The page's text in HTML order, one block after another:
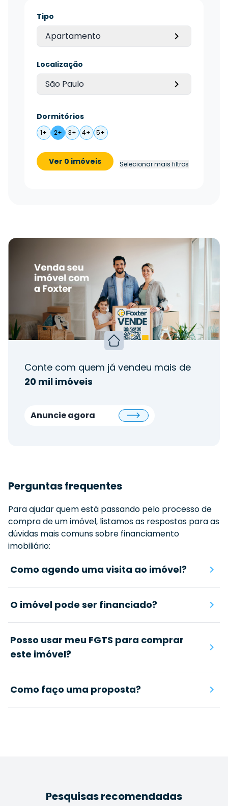
Tipo
Apartamento
Localização
São Paulo
Dormitórios
1+ 2+ 3+ 4+ 5+
Ver 0 imóveis Selecionar mais filtros
Conte com quem já vendeu mais de
20 mil imóveis
Anuncie agora
Perguntas frequentes
Para ajudar quem está passando pelo processo de
compra de um imóvel, listamos as respostas para as
dúvidas mais comuns sobre financiamento
imobiliário:
Como agendo uma visita ao imóvel?
O imóvel pode ser financiado?
Posso usar meu FGTS para comprar
este imóvel?
Como faço uma proposta?
Pesquisas recomendadas